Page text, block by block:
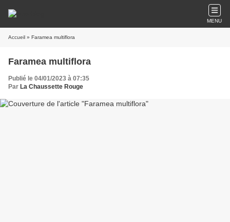
MENU
Accueil » Faramea multiflora
Faramea multiflora
Publié le 04/01/2023 à 07:35
Par La Chaussette Rouge